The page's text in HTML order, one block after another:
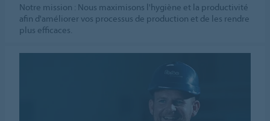
Notre mission : Nous maximisons l'hygiène et la productivité
afin d'améliorer vos processus de production et de les rendre
plus efficaces.